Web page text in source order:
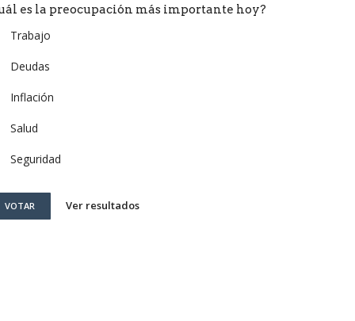
es la preocupación más importante hoy?
Trabajo
Deudas
Inflación
Salud
Seguridad
VOTAR Ver resultados